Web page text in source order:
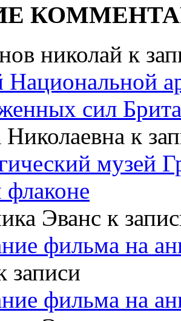
николай к
Национальной
сил
к
музей
Эванс к
фильма на
записи
фильма на